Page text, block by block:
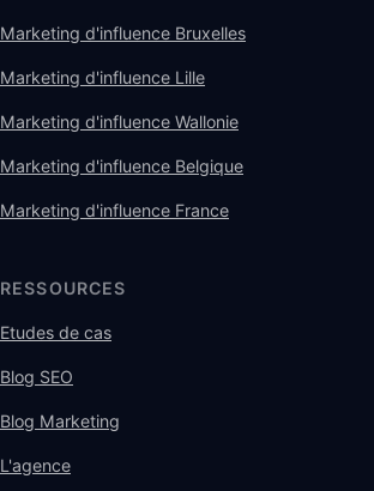
Marketing d'influence Bruxelles
Marketing d'influence Lille
Marketing d'influence Wallonie
Marketing d'influence Belgique
Marketing d'influence France
RESSOURCES
Etudes de cas
Blog SEO
Blog Marketing
L'agence